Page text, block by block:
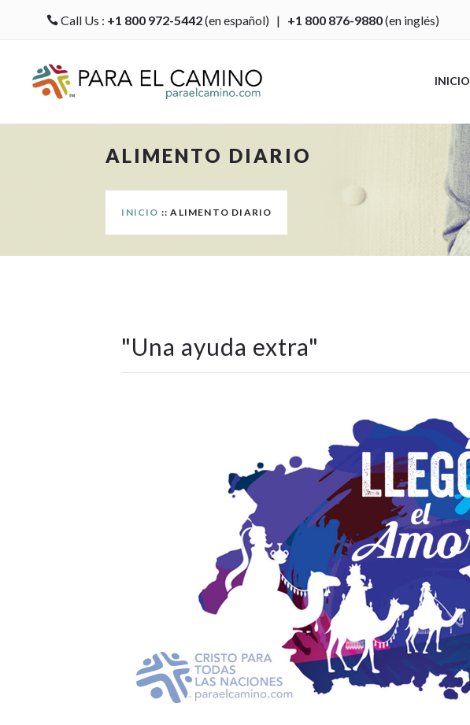
Call Us : +1 800 972-5442(en español) | +1 800 876-9880(en inglés)
INICIO
ALIMENTO DIARIO
INICIO :: ALIMENTO DIARIO
"Una ayuda extra"